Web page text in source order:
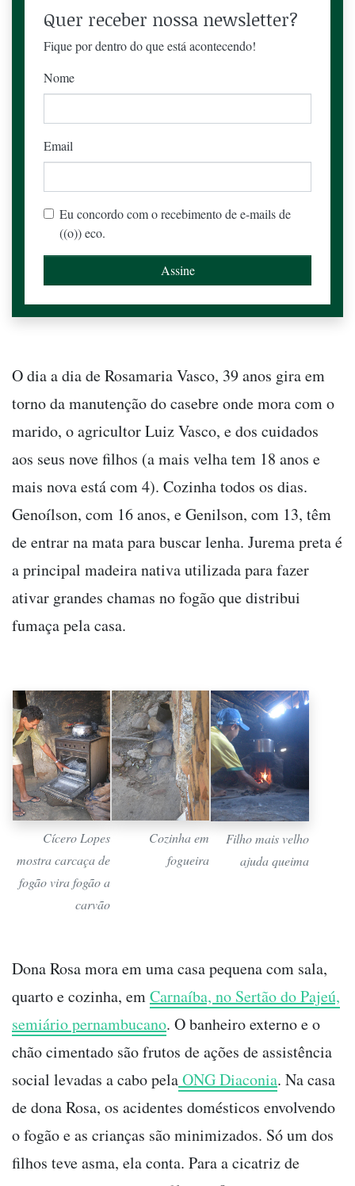
Quer receber nossa newsletter?
Fique por dentro do que está acontecendo!
Nome
Email
Eu concordo com o recebimento de e-mails de
((o)) eco.
O dia a dia de Rosamaria Vasco, 39 anos gira em
torno da manutenção do casebre onde mora com o
marido, o agricultor Luiz Vasco, e dos cuidados
aos seus nove filhos (a mais velha tem 18 anos e
mais nova está com 4). Cozinha todos os dias.
Genoílson, com 16 anos, e Genilson, com 13, têm
de entrar na mata para buscar lenha. Jurema preta é
a principal madeira nativa utilizada para fazer
ativar grandes chamas no fogão que distribui
fumaça pela casa.
Cícero Lopes
mostra carcaça de
fogão vira fogão a
carvão
Cozinha em
fogueira
Filho mais velho
ajuda queima
Dona Rosa mora em uma casa pequena com sala,
quarto e cozinha, emCarnaíba, no Sertão do Pajeú,
semiário pernambucano. O banheiro externo e o
chão cimentado são frutos de ações de assistência
social levadas a cabo pelaONG Diaconia. Na casa
de dona Rosa, os acidentes domésticos envolvendo
o fogão e as crianças são minimizados. Só um dos
filhos teve asma, ela conta. Para a cicatriz de